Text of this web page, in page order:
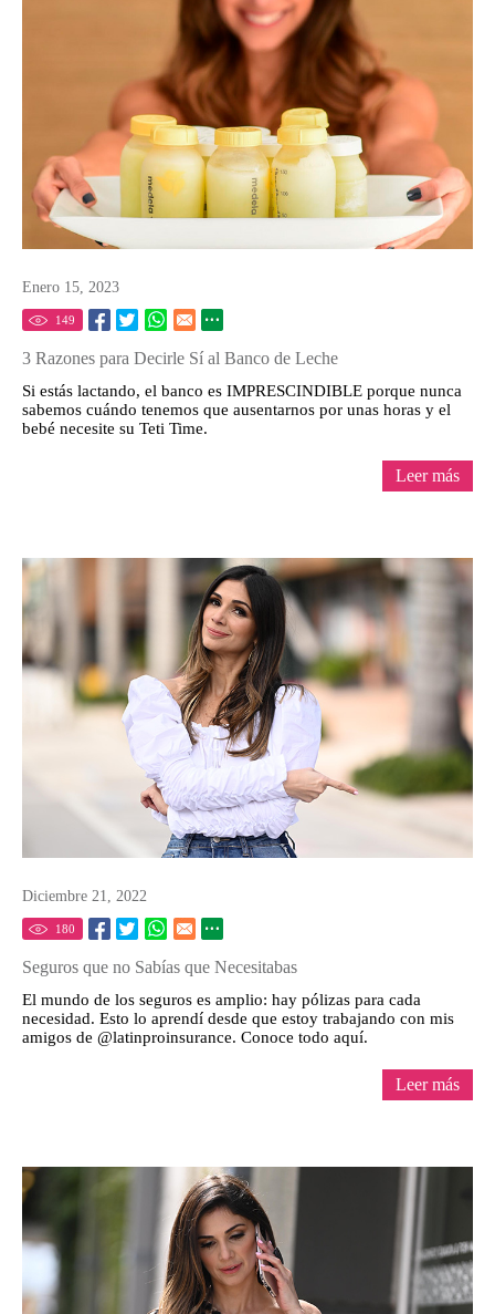
Enero 15, 2023
149
3 Razones para Decirle Sí al Banco de Leche
Si estás lactando, el banco es IMPRESCINDIBLE porque nunca
sabemos cuándo tenemos que ausentarnos por unas horas y el
bebé necesite su Teti Time.
Leer más
Diciembre 21, 2022
180
Seguros que no Sabías que Necesitabas
El mundo de los seguros es amplio: hay pólizas para cada
necesidad. Esto lo aprendí desde que estoy trabajando con mis
amigos de @latinproinsurance. Conoce todo aquí.
Leer más